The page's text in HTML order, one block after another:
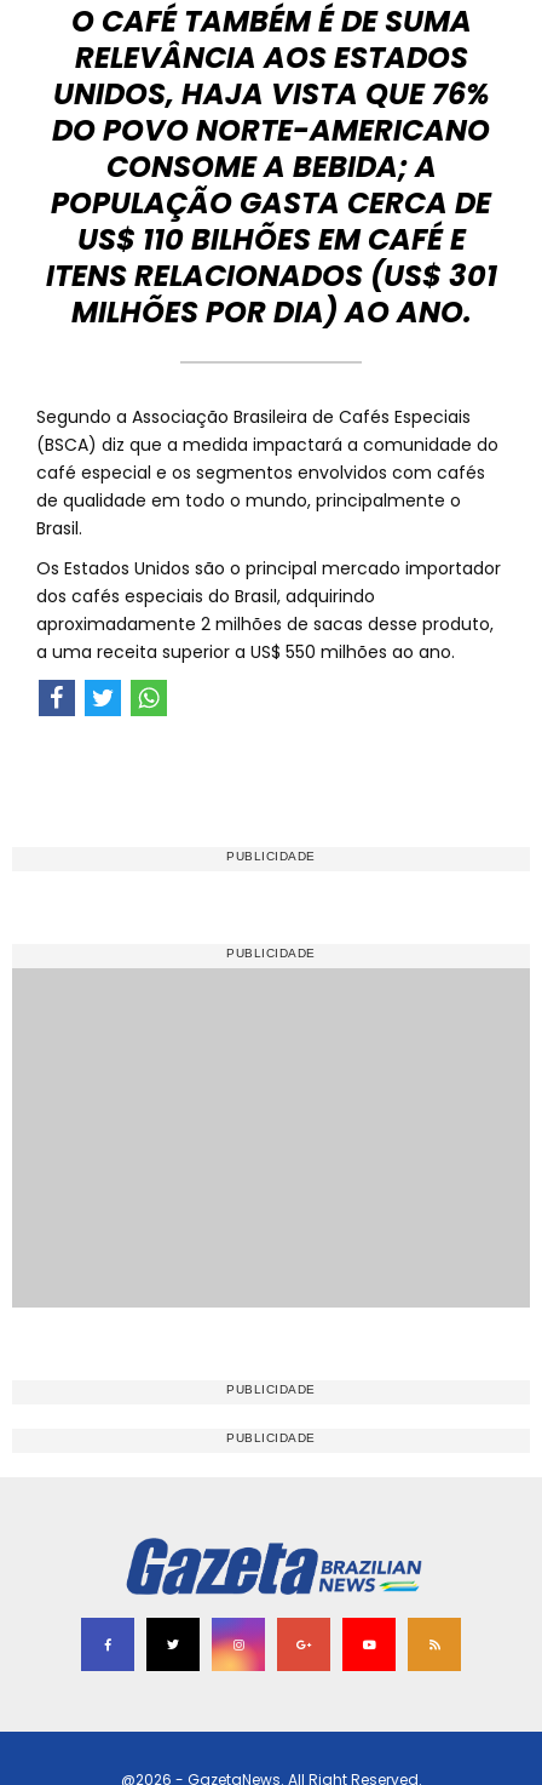
O CAFÉ TAMBÉM É DE SUMA
RELEVÂNCIA AOS ESTADOS
UNIDOS, HAJA VISTA QUE 76%
DO POVO NORTE-AMERICANO
CONSOME A BEBIDA; A
POPULAÇÃO GASTA CERCA DE
US$ 110 BILHÕES EM CAFÉ E
ITENS RELACIONADOS (US$ 301
MILHÕES POR DIA) AO ANO.
Segundo a Associação Brasileira de Cafés Especiais
(BSCA) diz que a medida impactará a comunidade do
café especial e os segmentos envolvidos com cafés
de qualidade em todo o mundo, principalmente o
Brasil.
Os Estados Unidos são o principal mercado importador
dos cafés especiais do Brasil, adquirindo
aproximadamente 2 milhões de sacas desse produto,
a uma receita superior a US$ 550 milhões ao ano.
@2026 - GazetaNews. All Right Reserved.